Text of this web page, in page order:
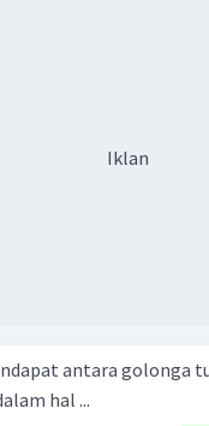
Iklan
antara golonga
hal ...